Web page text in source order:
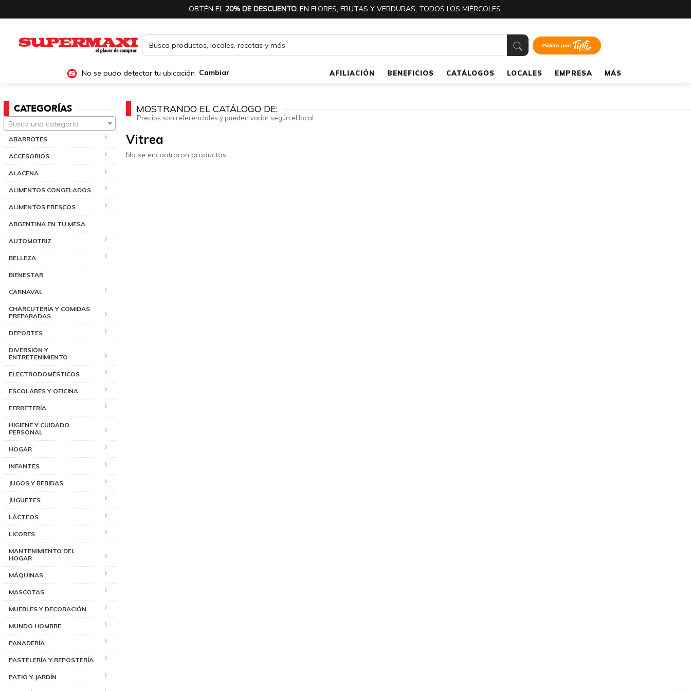
OBTÉN EL 20% DE DESCUENTO. EN FLORES, FRUTAS Y VERDURAS, TODOS LOS MIÉRCOLES.
No se pudo detectar tu ubicación Cambiar AFILIACIÓN BENEFICIOS CATÁLOGOS LOCALES EMPRESA MÁS
CATEGORÍAS
Busca una categoría
ABARROTES
ACCESORIOS
ALACENA
ALIMENTOS CONGELADOS
ALIMENTOS FRESCOS
ARGENTINA EN TU MESA
AUTOMOTRIZ
BELLEZA
BIENESTAR
CARNAVAL
CHARCUTERÍA Y COMIDAS
PREPARADAS
DEPORTES
DIVERSIÓN Y
ENTRETENIMIENTO
ELECTRODOMÉSTICOS
ESCOLARES Y OFICINA
FERRETERÍA
HIGIENE Y CUIDADO
PERSONAL
HOGAR
INFANTES
JUGOS Y BEBIDAS
JUGUETES
LÁCTEOS
LICORES
MANTENIMIENTO DEL
HOGAR
MÁQUINAS
MASCOTAS
MUEBLES Y DECORACIÓN
MUNDO HOMBRE
PANADERÍA
PASTELERÍA Y REPOSTERÍA
PATIO Y JARDÍN
MOSTRANDO EL CATÁLOGO DE:
Precios son referenciales y pueden variar según el local.
Vitrea
No se encontraron productos.